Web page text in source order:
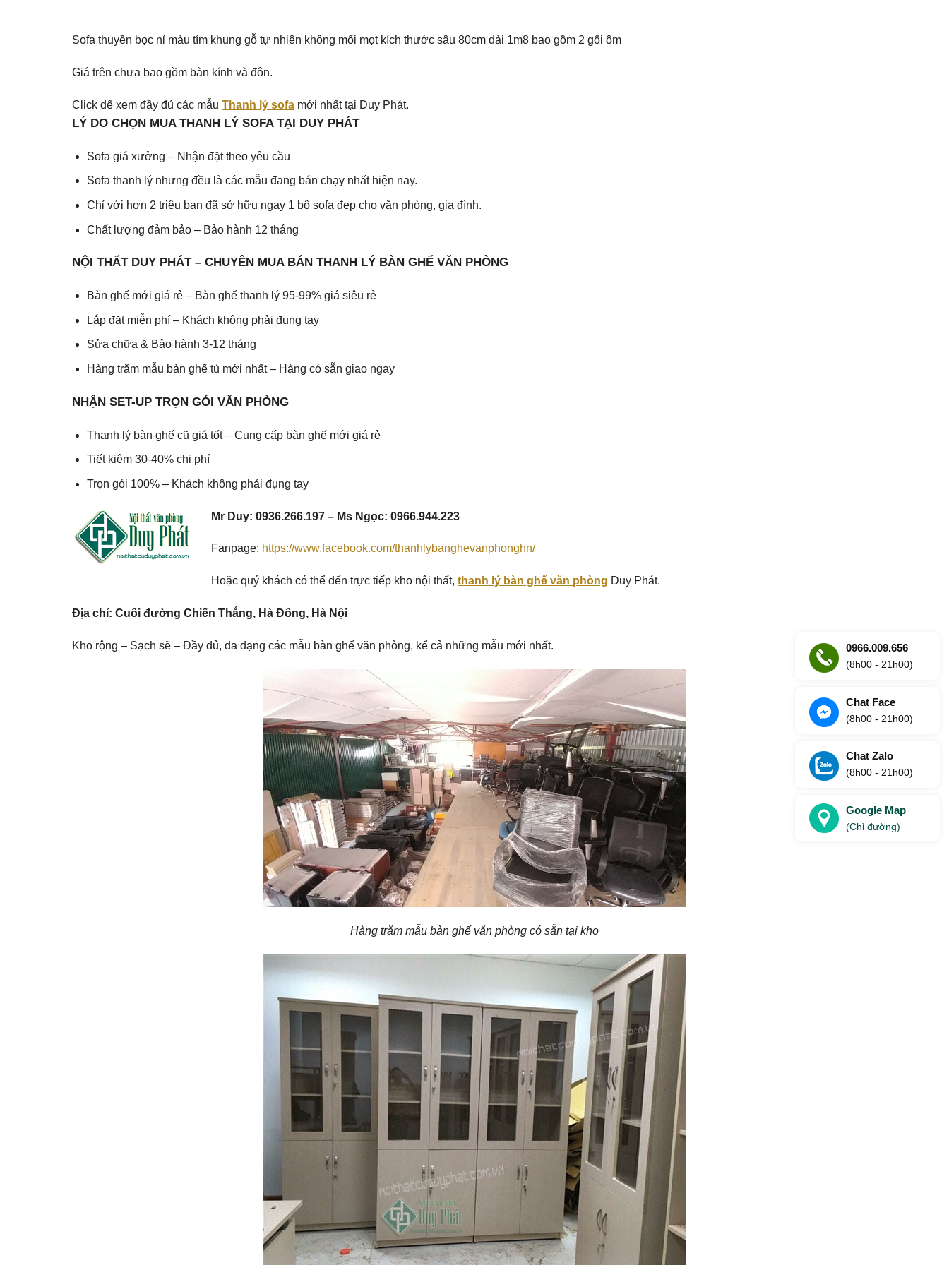
Sofa thuyền bọc nỉ màu tím khung gỗ tự nhiên không mối mọt kích thước sâu 80cm dài 1m8 bao gồm 2 gối ôm
Giá trên chưa bao gồm bàn kính và đôn.
Click dể xem đầy đủ các mẫu Thanh lý sofa mới nhất tại Duy Phát.
LÝ DO CHỌN MUA THANH LÝ SOFA TẠI DUY PHÁT
Sofa giá xưởng – Nhận đặt theo yêu cầu
Sofa thanh lý nhưng đều là các mẫu đang bán chạy nhất hiện nay.
Chỉ với hơn 2 triệu bạn đã sở hữu ngay 1 bộ sofa đẹp cho văn phòng, gia đình.
Chất lượng đảm bảo – Bảo hành 12 tháng
NỘI THẤT DUY PHÁT – CHUYÊN MUA BÁN THANH LÝ BÀN GHẾ VĂN PHÒNG
Bàn ghế mới giá rẻ – Bàn ghế thanh lý 95-99% giá siêu rẻ
Lắp đặt miễn phí – Khách không phải đụng tay
Sửa chữa & Bảo hành 3-12 tháng
Hàng trăm mẫu bàn ghế tủ mới nhất – Hàng có sẵn giao ngay
NHẬN SET-UP TRỌN GÓI VĂN PHÒNG
Thanh lý bàn ghế cũ giá tốt – Cung cấp bàn ghế mới giá rẻ
Tiết kiệm 30-40% chi phí
Trọn gói 100% – Khách không phải đụng tay
Mr Duy: 0936.266.197 – Ms Ngọc: 0966.944.223
Fanpage: https://www.facebook.com/thanhlybanghevanphonghn/
Hoặc quý khách có thể đến trực tiếp kho nội thất, thanh lý bàn ghế văn phòng Duy Phát.
Địa chỉ: Cuối đường Chiến Thắng, Hà Đông, Hà Nội
Kho rộng – Sạch sẽ – Đầy đủ, đa dạng các mẫu bàn ghế văn phòng, kể cả những mẫu mới nhất.
Hàng trăm mẫu bàn ghế văn phòng có sẵn tại kho
0966.009.656
(8h00 - 21h00)
Chat Face
(8h00 - 21h00)
Chat Zalo
(8h00 - 21h00)
Google Map
(Chỉ đường)